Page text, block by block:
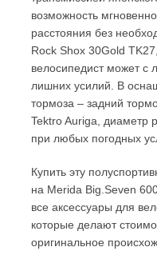
возможность
расстояния без
Rock Shox 30Gold
велосипедист может с
лишних усилий. В
тормоза – задний
Tektro Auriga, диаметр
при любых погодных
Купить эту
на Merida Big.Seven
все аксессуары для
которые делают
оригинальное